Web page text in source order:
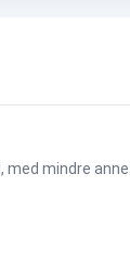
, med mindre